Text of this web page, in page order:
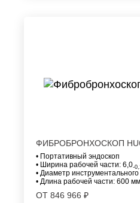
ФИБРОБРОНХОСКОП
• Портативный эндоскоп
• Ширина рабочей части: 6,0-
• Диаметр
• Длина рабочей части: 600 мм
ОТ 846 966 ₽